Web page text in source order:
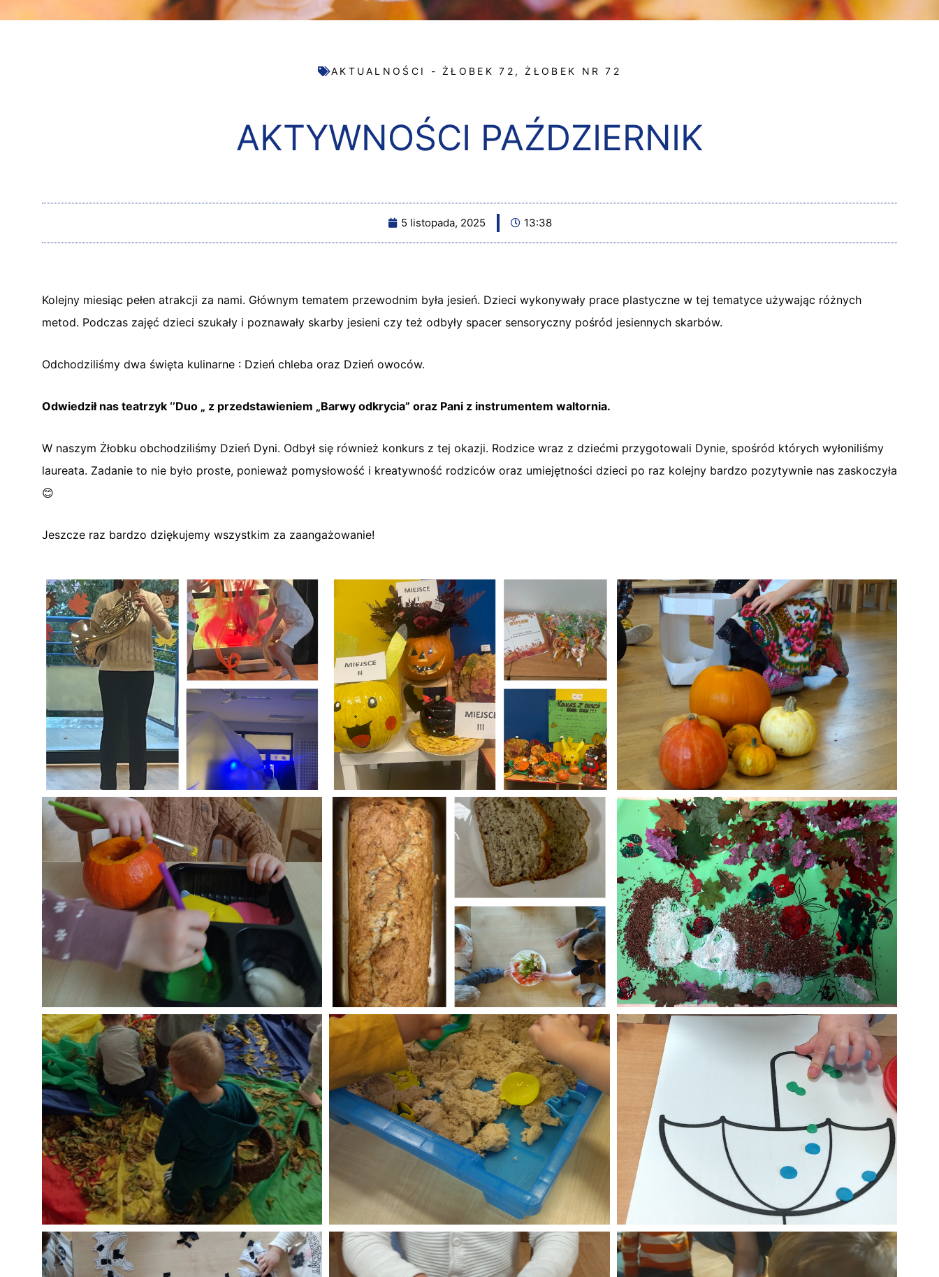
AKTUALNOŚCI - ŻŁOBEK 72 ,ŻŁOBEK NR 72
AKTYWNOŚCI PAŹDZIERNIK
5 listopada, 2025 13:38
Kolejny miesiąc pełen atrakcji za nami. Głównym tematem przewodnim była jesień. Dzieci wykonywały prace plastyczne w tej tematyce używając różnych
metod. Podczas zajęć dzieci szukały i poznawały skarby jesieni czy też odbyły spacer sensoryczny pośród jesiennych skarbów.
Odchodziliśmy dwa święta kulinarne : Dzień chleba oraz Dzień owoców.
Odwiedził nas teatrzyk ‘’Duo „ z przedstawieniem „Barwy odkrycia” oraz Pani z instrumentem waltornia.
W naszym Żłobku obchodziliśmy Dzień Dyni. Odbył się również konkurs z tej okazji. Rodzice wraz z dziećmi przygotowali Dynie, spośród których wyłoniliśmy
laureata. Zadanie to nie było proste, ponieważ pomysłowość i kreatywność rodziców oraz umiejętności dzieci po raz kolejny bardzo pozytywnie nas zaskoczyła
😊
Jeszcze raz bardzo dziękujemy wszystkim za zaangażowanie!